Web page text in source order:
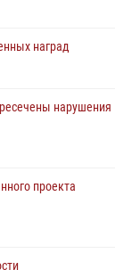
с передовыми
наград
нарушения
проекта